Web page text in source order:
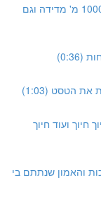
10.6 - איך עושים את מטרת הקורס , 1000 מ' מדידה וגם
לאימון מספר 10 , חיוך חיוך ועוד חיוך
והאמון שנתתם בי